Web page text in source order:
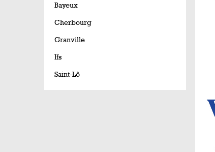
Bayeux
Cherbourg
Granville
Ifs
Saint-Lô